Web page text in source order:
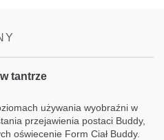
tantrze
używania wyobraźni w
przejawienia postaci Buddy,
oświecenie Form Ciał Buddy.